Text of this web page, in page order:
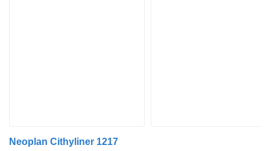
Neoplan Cithyliner 1217